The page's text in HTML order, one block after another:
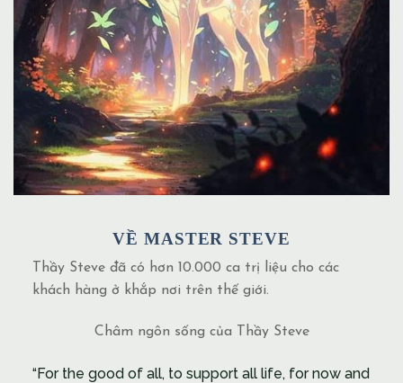
VỀ MASTER STEVE
Thầy Steve đã có hơn 10.000 ca trị liệu cho các
khách hàng ở khắp nơi trên thế giới.
Châm ngôn sống của Thầy Steve
“For the good of all, to support all life, for now and